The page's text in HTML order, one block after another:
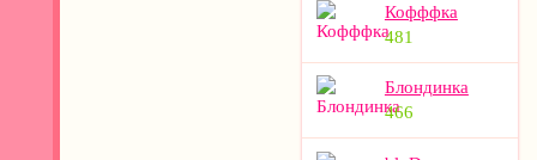
Кофффка
481
Блондинка
466